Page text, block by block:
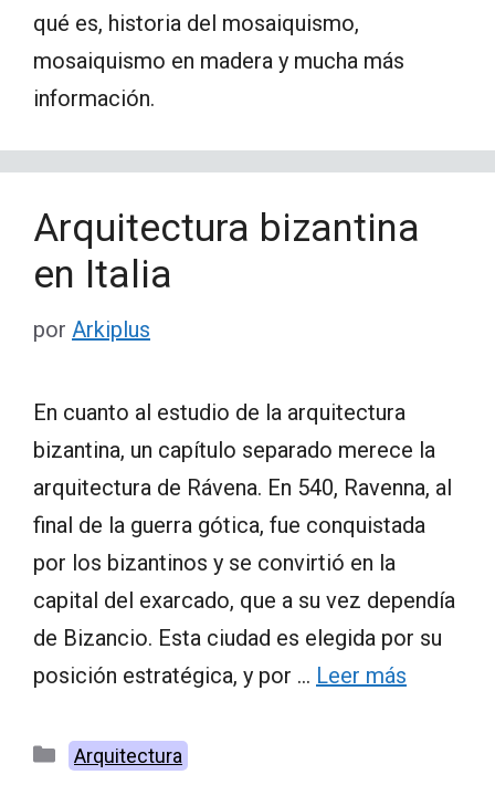
qué es, historia del mosaiquismo,
mosaiquismo en madera y mucha más
información.
Arquitectura bizantina
en Italia
por Arkiplus
En cuanto al estudio de la arquitectura
bizantina, un capítulo separado merece la
arquitectura de Rávena. En 540, Ravenna, al
final de la guerra gótica, fue conquistada
por los bizantinos y se convirtió en la
capital del exarcado, que a su vez dependía
de Bizancio. Esta ciudad es elegida por su
posición estratégica, y por … Leer más
Categorías
Arquitectura